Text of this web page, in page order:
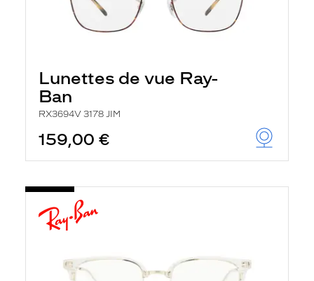
Lunettes de vue Ray-
Ban
RX3694V 3178 JIM
159,00 €